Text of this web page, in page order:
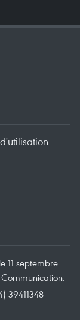
11 septembre
39411348